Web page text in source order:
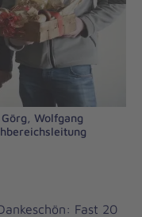
Wolfgang
Fast 20